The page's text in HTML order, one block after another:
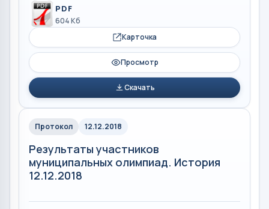
PDF
604 Кб
Карточка
Просмотр
Скачать
Протокол 12.12.2018
Результаты участников
муниципальных олимпиад. История
12.12.2018